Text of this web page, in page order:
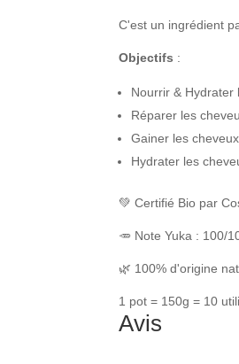
C'est un ingrédient
Objectifs :
Nourrir & Hydrater
Réparer les
Gainer les
Hydrater les
💚 Certifié Bio par
🥕 Note Yuka : 100/
🌿 100% d'origine
1 pot = 150g = 10
Avis